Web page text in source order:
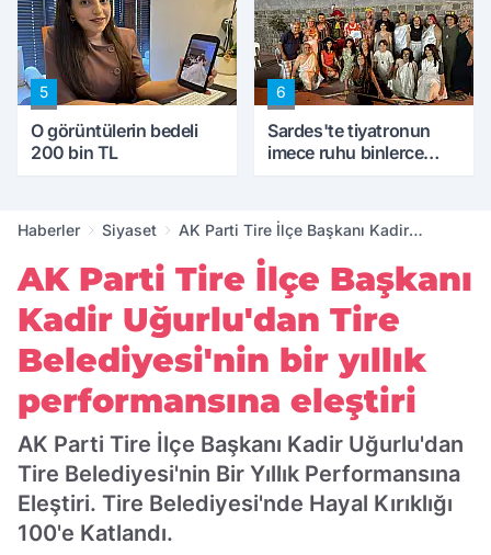
5
O görüntülerin bedeli
200 bin TL
6
Sardes'te tiyatronun
imece ruhu binlerce
Haberler Siyaset
AK Parti Tire İlçe Başkanı Kadir
performansına eleştiri
AK Parti Tire İlçe Başkanı
Kadir Uğurlu'dan Tire
Belediyesi'nin bir yıllık
performansına eleştiri
AK Parti Tire İlçe Başkanı Kadir Uğurlu'dan
Tire Belediyesi'nin Bir Yıllık Performansına
Eleştiri. Tire Belediyesi'nde Hayal Kırıklığı
100'e Katlandı.